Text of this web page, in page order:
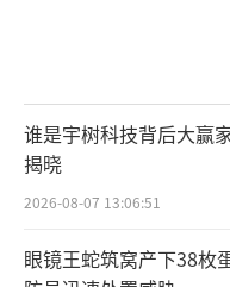
谁是宇树科技背后大赢
揭晓
2026-08-07 13:06:51
眼镜王蛇筑窝产下38枚